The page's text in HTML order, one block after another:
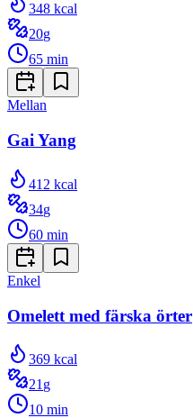
348 kcal
20g
65 min
Mellan
Gai Yang
412 kcal
34g
60 min
Enkel
Omelett med färska örter
369 kcal
21 g
10 min